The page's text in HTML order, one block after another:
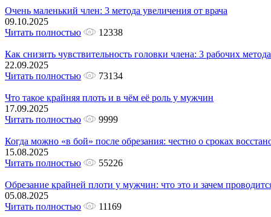
Очень маленький член: 3 метода увеличения от врача
09.10.2025
Читать полностью
12338
Как снизить чувствительность головки члена: 3 рабочих метода
22.09.2025
Читать полностью
73134
Что такое крайняя плоть и в чём её роль у мужчин
17.09.2025
Читать полностью
9999
Когда можно «в бой» после обрезания: честно о сроках
15.08.2025
Читать полностью
55226
Обрезание крайней плоти у мужчин: что это и зачем
05.08.2025
Читать полностью
11169